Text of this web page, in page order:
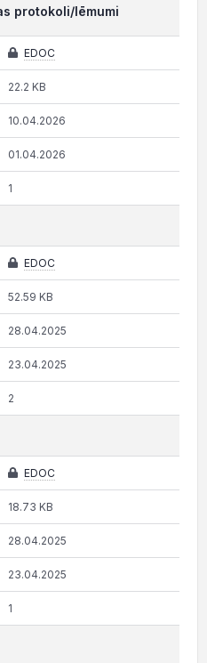
protokoli/lēmumi
EDOC
22.2 KB
10.04.2026
01.04.2026
1
EDOC
52.59 KB
28.04.2025
23.04.2025
2
EDOC
18.73 KB
28.04.2025
23.04.2025
1